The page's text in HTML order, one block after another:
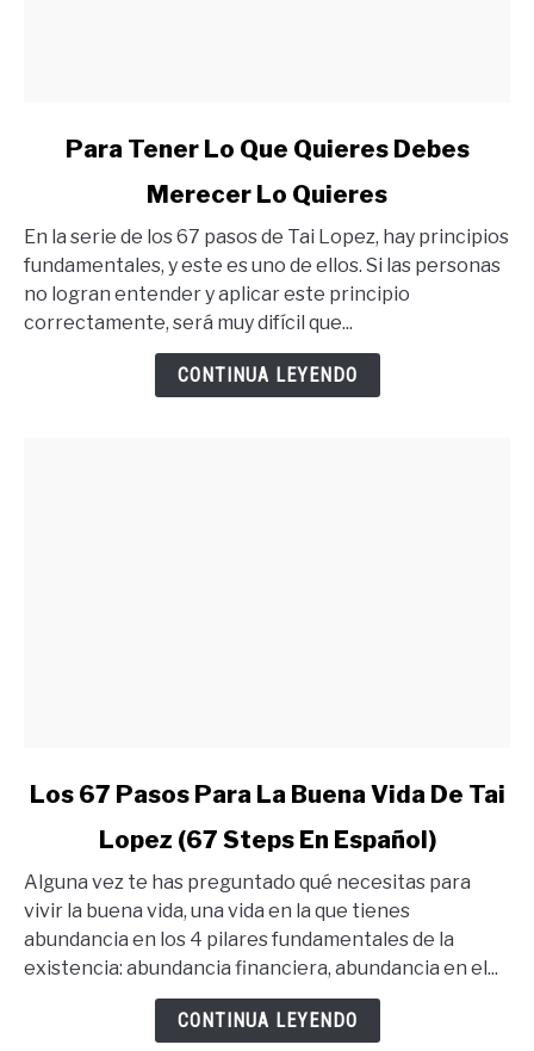
Tener
Lo
Que
Quieres
Para Tener Lo Que Quieres Debes
Merecer Lo Quieres
En la serie de los 67 pasos de Tai Lopez, hay principios
fundamentales, y este es uno de ellos. Si las personas
no logran entender y aplicar este principio
correctamente, será muy difícil que...
CONTINUA LEYENDO
link
67
Pasos
Para
Los 67 Pasos Para La Buena Vida De Tai
Lopez (67 Steps En Español)
Alguna vez te has preguntado qué necesitas para
vivir la buena vida, una vida en la que tienes
abundancia en los 4 pilares fundamentales de la
existencia: abundancia financiera, abundancia en el...
CONTINUA LEYENDO